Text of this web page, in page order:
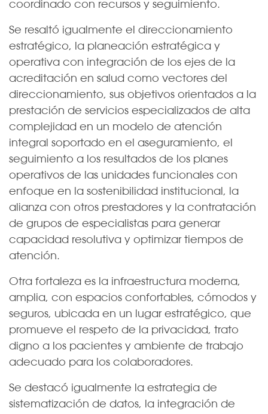
coordinado con recursos y seguimiento.
Se resaltó igualmente el direccionamiento
estratégico, la planeación estratégica y
operativa con integración de los ejes de la
acreditación en salud como vectores del
direccionamiento, sus objetivos orientados a la
prestación de servicios especializados de alta
complejidad en un modelo de atención
integral soportado en el aseguramiento, el
seguimiento a los resultados de los planes
operativos de las unidades funcionales con
enfoque en la sostenibilidad institucional, la
alianza con otros prestadores y la contratación
de grupos de especialistas para generar
capacidad resolutiva y optimizar tiempos de
atención.
Otra fortaleza es la infraestructura moderna,
amplia, con espacios confortables, cómodos y
seguros, ubicada en un lugar estratégico, que
promueve el respeto de la privacidad, trato
digno a los pacientes y ambiente de trabajo
adecuado para los colaboradores.
Se destacó igualmente la estrategia de
sistematización de datos, la integración de